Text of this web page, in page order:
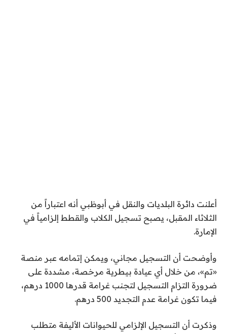
أعلنت دائرة البلديات والنقل في أبوظبي أنه اعتباراً من
الثلاثاء المقبل، يصبح تسجيل الكلاب والقطط إلزامياً في
الإمارة.
وأوضحت أن التسجيل مجاني، ويمكن إتمامه عبر منصة
«تم»، من خلال أي عيادة بيطرية مرخصة، مشددة على
ضرورة التزام التسجيل لتجنب غرامة قدرها 1000 درهم،
فيما تكون غرامة عدم التجديد 500 درهم.
وذكرت أن التسجيل الإلزامي للحيوانات الأليفة متطلب